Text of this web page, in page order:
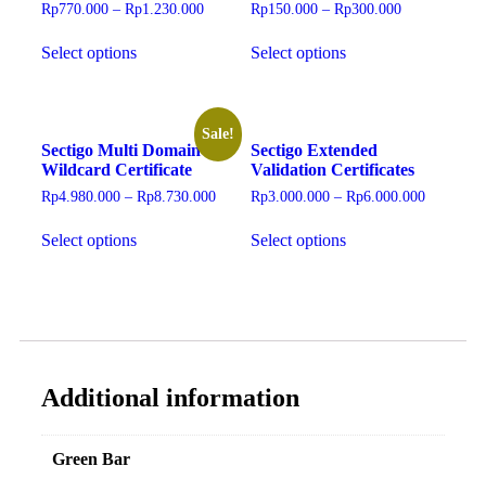
Rp770.000 – Rp1.230.000
Select options
Rp150.000 – Rp300.000
Select options
Sale!
Sectigo Multi Domain
Wildcard Certificate
Rp4.980.000 – Rp8.730.000
Select options
Sectigo Extended
Validation Certificates
Rp3.000.000 – Rp6.000.000
Select options
Additional information
Green Bar